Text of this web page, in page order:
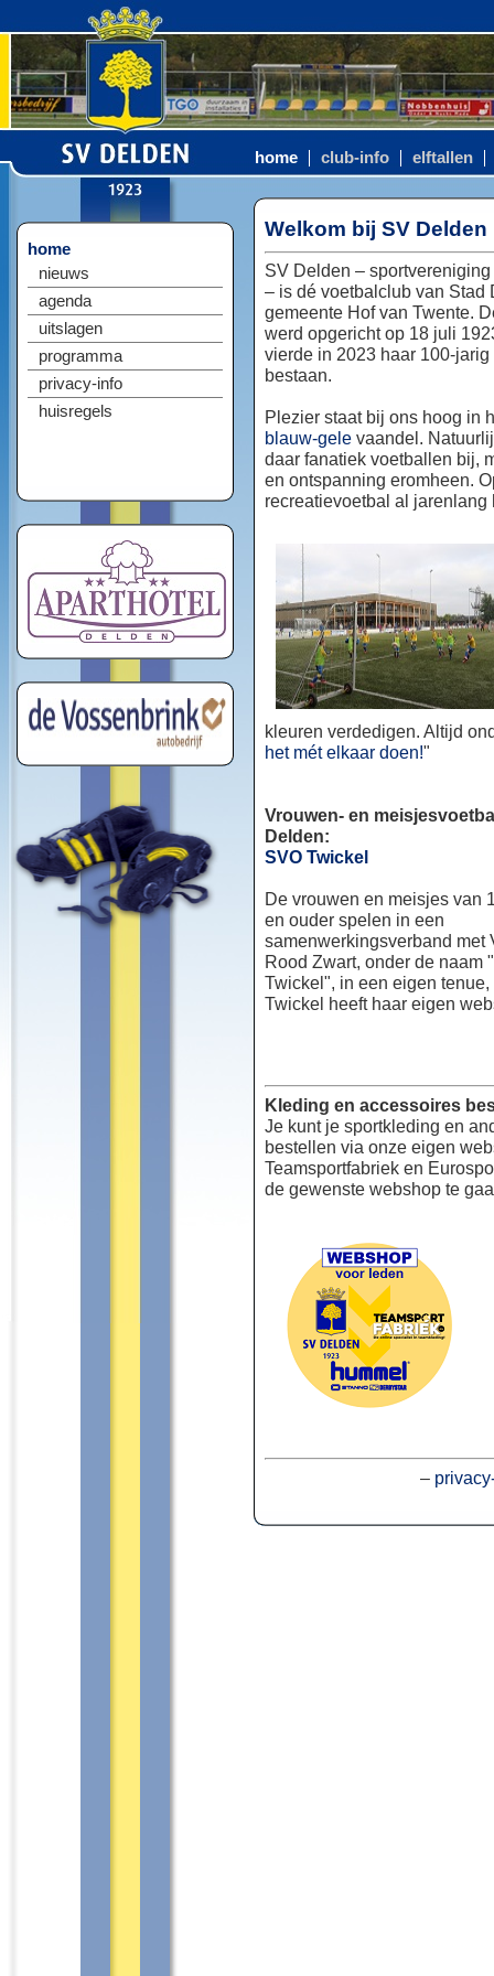
home club-info elftallen
home
nieuws
agenda
uitslagen
programma
privacy-info
huisregels
Welkom bij SV Delden
SV Delden –
– is dé voetbalclub van Stad
gemeente Hof van Twente.
werd opgericht op 18 juli
vierde in 2023 haar 100-jarig
bestaan.
Plezier staat bij ons hoog in
blauw-gele vaandel.
daar fanatiek voetballen bij,
en ontspanning eromheen.
recreatievoetbal al jarenlang
kleuren verdedigen. Altijd
het mét elkaar doen!"
Vrouwen- en
Delden:
SVO Twickel
De vrouwen en meisjes van
en ouder spelen in een
samenwerkingsverband met
Rood Zwart, onder de naam
Twickel", in een eigen
Twickel heeft haar eigen
Kleding en accessoires
Je kunt je sportkleding en
bestellen via onze eigen
Teamsportfabriek en
de gewenste webshop te
–